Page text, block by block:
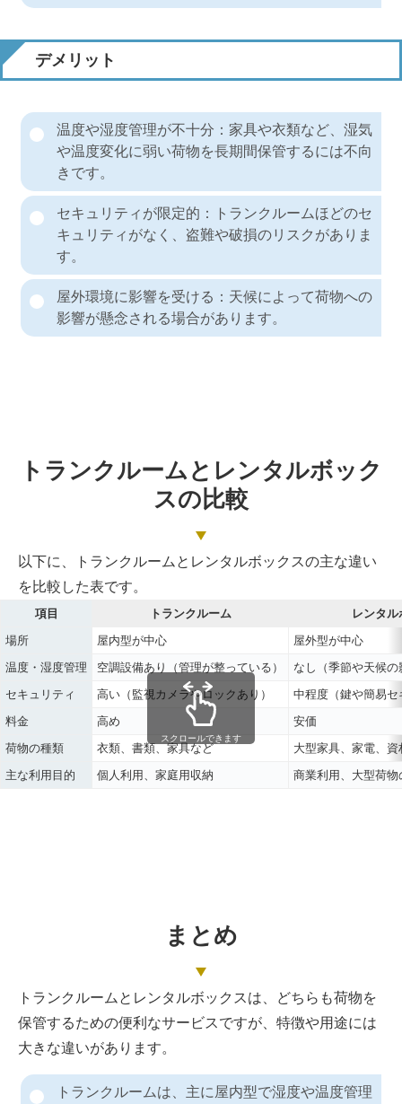
デメリット
温度や湿度管理が不十分：家具や衣類など、湿気
や温度変化に弱い荷物を長期間保管するには不向
きです。
セキュリティが限定的：トランクルームほどのセ
キュリティがなく、盗難や破損のリスクがありま
す。
屋外環境に影響を受ける：天候によって荷物への
影響が懸念される場合があります。
トランクルームとレンタルボック
スの比較
以下に、トランクルームとレンタルボックスの主な違い
を比較した表です。
項目 トランクルーム
レンタ
場所
屋内型が中心
屋外型が中心
温度・湿度管理
空調設備あり（管理が整っている）
なし（季節や天候
セキュリティ
高い（監視カメラやロックあり）
中程度（鍵や簡易セ
料金
高め
安価
荷物の種類
衣類、書類、家具など
大型家具、家電、資
主な利用目的
個人利用、家庭用収納 商業利用、大型荷物
スクロールできます
まとめ
トランクルームとレンタルボックスは、どちらも荷物を
保管するための便利なサービスですが、特徴や用途には
大きな違いがあります。
トランクルームは、主に屋内型で湿度や温度管理